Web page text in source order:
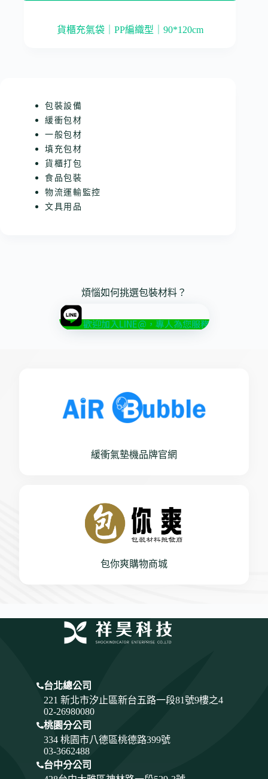
貨櫃充氣袋｜PP編織型｜90*120cm
包裝設備
緩衝包材
一般包材
填充包材
貨櫃打包
食品包裝
物流運輸監控
文具用品
煩惱如何挑選包裝材料？
歡迎加入LINE@，專人為您服務
緩衝氣墊機品牌官網
包你爽購物商城
台北總公司
221 新北市汐止區新台五路一段81號9樓之4
02-26980080
桃園分公司
334 桃園市八德區桃德路399號
03-3662488
台中分公司